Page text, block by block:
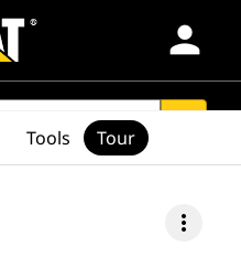
person
more_vert
Tools Tour